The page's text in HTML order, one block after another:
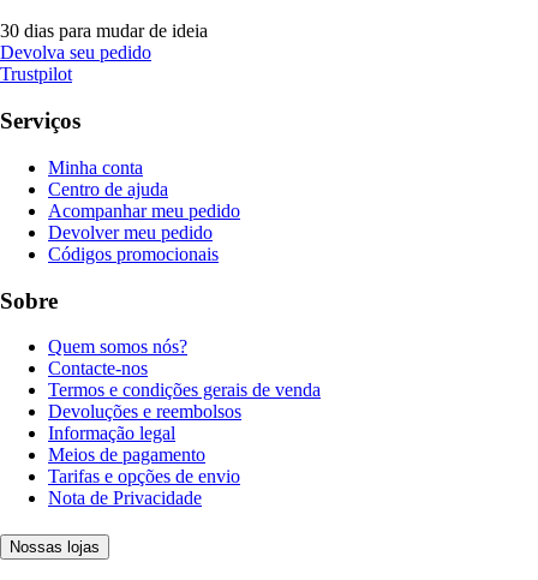
30 dias para mudar de ideia
Devolva seu pedido
Trustpilot
Serviços
Minha conta
Centro de ajuda
Acompanhar meu pedido
Devolver meu pedido
Códigos promocionais
Sobre
Quem somos nós?
Contacte-nos
Termos e condições gerais de venda
Devoluções e reembolsos
Informação legal
Meios de pagamento
Tarifas e opções de envio
Nota de Privacidade
Nossas lojas